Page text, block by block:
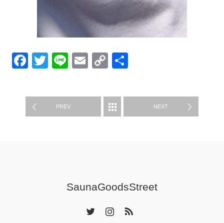
Facebook
Twitter
LineEmail
Copy
PREV
グッズ紹介 NEXT
SaunaGoodsStreet